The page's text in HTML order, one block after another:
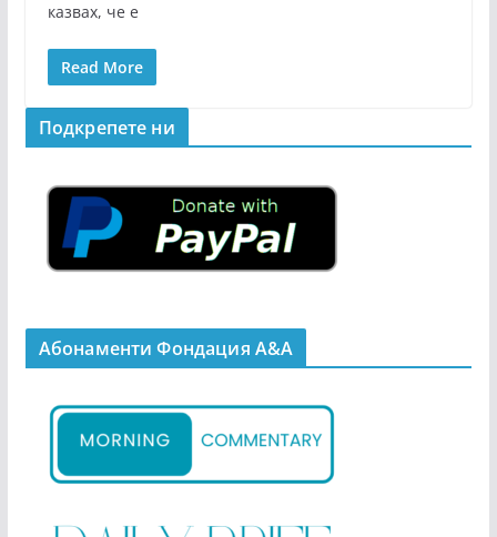
казвах, че е
Read More
Подкрепeте ни
Абонаменти Фондация А&A